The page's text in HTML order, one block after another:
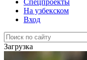
Спецпроекты
На узбекском
Вход
Загрузка